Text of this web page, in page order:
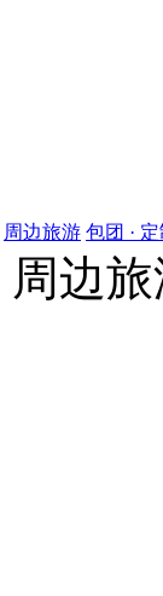
周边旅游 包团 ·
周边